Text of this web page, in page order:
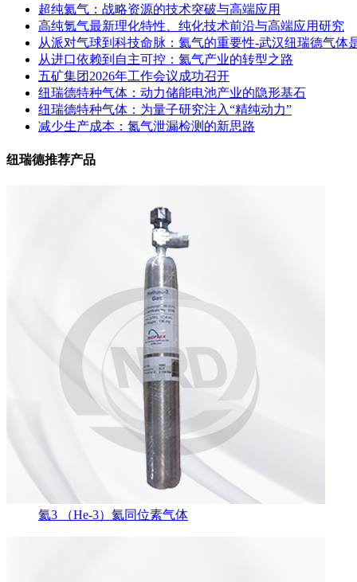
超纯氦气：战略资源的技术突破与高端应用
高纯氪气最新理化特性、纯化技术前沿与高端应用研究
从派对气球到科技命脉：氦气的重要性-武汉纽瑞德气体
从进口依赖到自主可控：氦气产业的转型之路
五矿集团2026年工作会议成功召开
纽瑞德特种气体：动力储能电池产业的隐形基石
纽瑞德特种气体：为量子研究注入“精纯动力”
减少生产成本：氮气泄漏检测的新思路
纽瑞德推荐产品
氦3 （He-3）氦同位素气体